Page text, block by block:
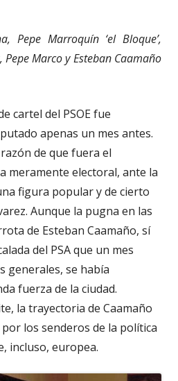
Pepe Marroquín ‘el Bloque’,
Marco y Esteban Caamaño
cartel del PSOE fue
apenas un mes antes.
de que fuera el
meramente electoral, ante la
figura popular y de cierto
Aunque la pugna en las
de Esteban Caamaño, sí
del PSA que un mes
generales, se había
fuerza de la ciudad.
la trayectoria de Caamaño
los senderos de la política
incluso, europea.